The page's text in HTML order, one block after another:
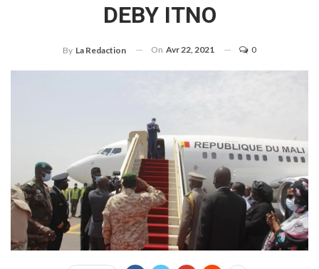
DEBY ITNO
By La Redaction On Avr 22, 2021 0